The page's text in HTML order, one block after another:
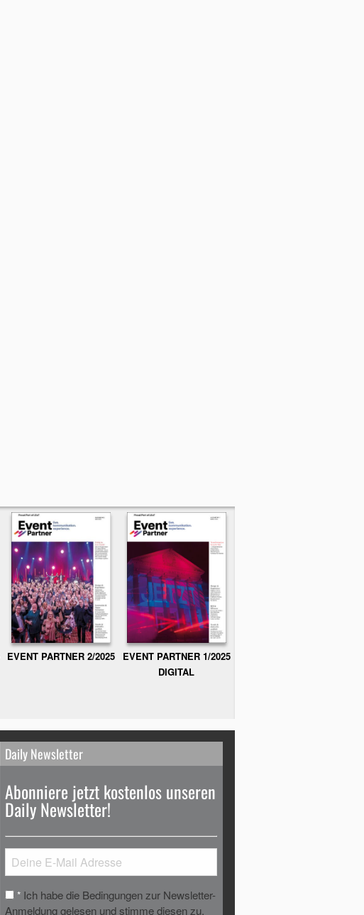
EVENT PARTNER 2/2025
EVENT PARTNER 1/2025
DIGITAL
Daily Newsletter
Abonniere jetzt kostenlos unseren
Daily Newsletter!
* Ich habe die Bedingungen zur Newsletter-
Anmeldung gelesen und stimme diesen zu.